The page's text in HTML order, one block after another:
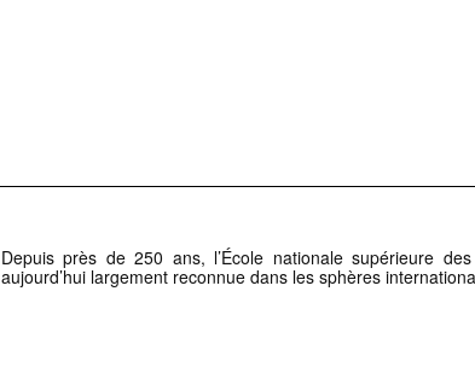
Depuis près de 250 ans, l’École nationale supérieure
aujourd’hui largement reconnue dans les sphères